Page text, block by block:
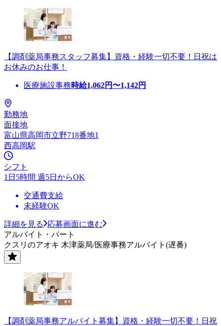
【調剤薬局事務スタッフ募集】資格・経験一切不要！日祝は
お休みのお仕事！
医療施設事務時給1,062円〜1,142円
勤務地
面接地
富山県高岡市立野718番地1
西高岡駅
シフト
1日5時間 週5日からOK
交通費支給
未経験OK
詳細を見る
応募画面に進む
アルバイト・パート
クスリのアオキ 木津薬局/医療事務アルバイト(遅番)
【調剤薬局事務アルバイト募集】資格・経験一切不要！日祝